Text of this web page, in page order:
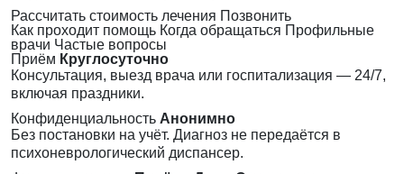
Рассчитать стоимость лечения Позвонить
Как проходит помощь Когда обращаться Профильные
врачи Частые вопросы
Приём Круглосуточно
Консультация, выезд врача или госпитализация — 24/7,
включая праздники.
Конфиденциальность Анонимно
Без постановки на учёт. Диагноз не передаётся в
психоневрологический диспансер.